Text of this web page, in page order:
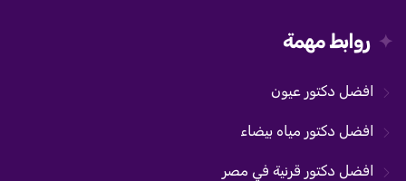
روابط مهمة
افضل دكتور عيون
افضل دكتور مياه بيضاء
افضل دكتور قرنية في مصر